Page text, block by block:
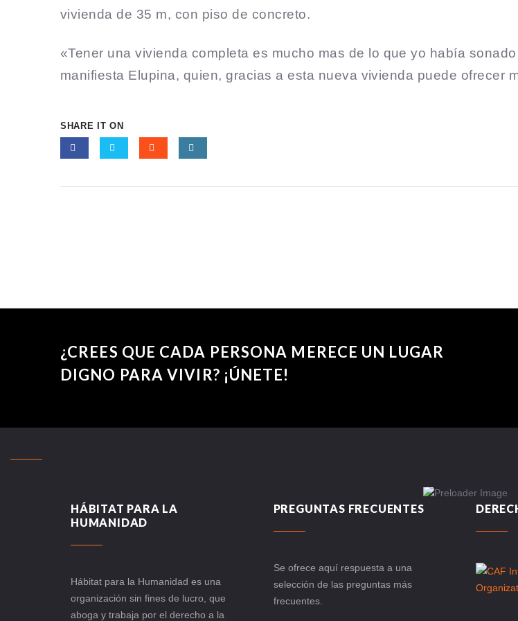
vivienda de 35 m, con piso de concreto.
«Tener una vivienda completa es mucho mas de lo que yo había
manifiesta Elupina, quien, gracias a esta nueva vivienda puede ofrecer
SHARE IT ON
¿CREES QUE CADA PERSONA MERECE UN LUGAR
DIGNO PARA VIVIR? ¡ÚNETE!
HÁBITAT PARA LA
HUMANIDAD
Hábitat para la Humanidad es una
organización sin fines de lucro, que
aboga y trabaja por el derecho a la
PREGUNTAS FRECUENTES
Se ofrece aquí respuesta a una
selección de las preguntas más
frecuentes.